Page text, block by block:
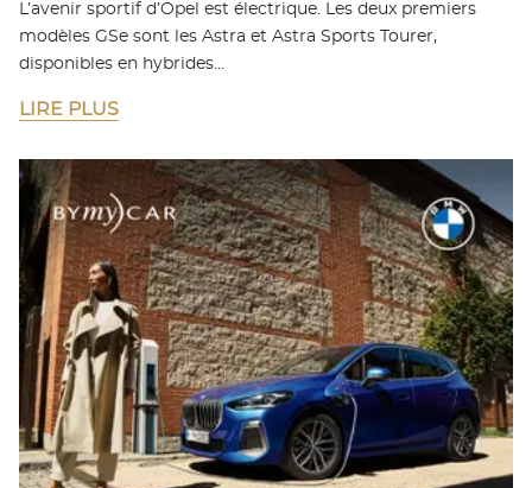
L’avenir sportif d’Opel est électrique. Les deux premiers
modèles GSe sont les Astra et Astra Sports Tourer,
disponibles en hybrides…
LIRE PLUS